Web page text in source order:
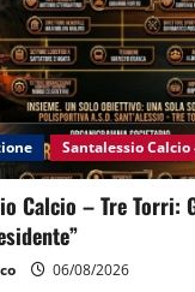
Santalessio Calcio
Calcio – Tre Torri:
06/08/2026